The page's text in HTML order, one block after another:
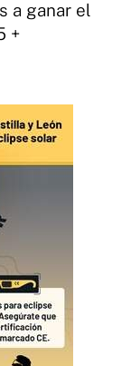
a ganar el
+